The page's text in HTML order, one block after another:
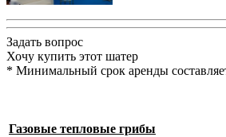
Задать вопрос
Хочу купить этот шатер
* Минимальный срок аренды
Газовые тепловые грибы